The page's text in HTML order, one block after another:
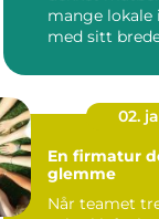
mange lokale
med sitt
02.
En firmatur
glemme
Når teamet